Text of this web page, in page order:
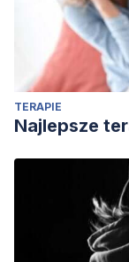
TERAPIE
Najlepsze